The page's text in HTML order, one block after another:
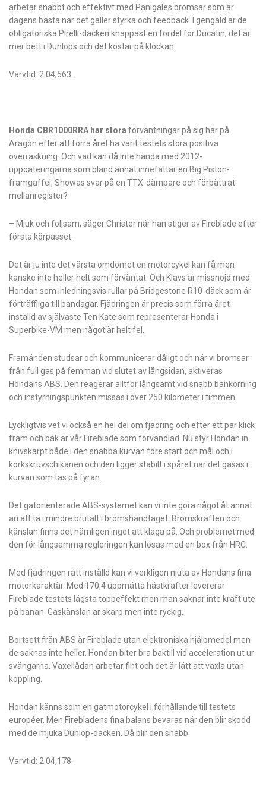
arbetar snabbt och effektivt med Panigales bromsar som är
dagens bästa när det gäller styrka och feedback. I gengäld är de
obligatoriska Pirelli-däcken knappast en fördel för Ducatin, det är
mer bett i Dunlops och det kostar på klockan.
Varvtid: 2.04,563.
Honda CBR1000RRA har stora förväntningar på sig här på
Aragón efter att förra året ha varit testets stora positiva
överraskning. Och vad kan då inte hända med 2012-
uppdateringarna som bland annat innefattar en Big Piston-
framgaffel, Showas svar på en TTX-dämpare och förbättrat
mellanregister?
– Mjuk och följsam, säger Christer när han stiger av Fireblade efter
första körpasset.
Det är ju inte det värsta omdömet en motorcykel kan få men
kanske inte heller helt som förväntat. Och Klavs är missnöjd med
Hondan som inledningsvis rullar på Bridgestone R10-däck som är
förträffliga till bandagar. Fjädringen är precis som förra året
inställd av självaste Ten Kate som representerar Honda i
Superbike-VM men något är helt fel.
Framänden studsar och kommunicerar dåligt och när vi bromsar
från full gas på femman vid slutet av långsidan, aktiveras
Hondans ABS. Den reagerar alltför långsamt vid snabb bankörning
och instyrningspunkten missas i över 250 kilometer i timmen.
Lyckligtvis vet vi också en hel del om fjädring och efter ett par klick
fram och bak är vår Fireblade som förvandlad. Nu styr Hondan in
knivskarpt både i den snabba kurvan före start och mål och i
korkskruvschikanen och den ligger stabilt i spåret när det gasas i
kurvan som tas på fyran.
Det gatorienterade ABS-systemet kan vi inte göra något åt annat
än att ta i mindre brutalt i bromshandtaget. Bromskraften och
känslan finns det nämligen inget att klaga på. Och problemet med
den för långsamma regleringen kan lösas med en box från HRC.
Med fjädringen rätt inställd kan vi verkligen njuta av Hondans fina
motorkaraktär. Med 170,4 uppmätta hästkrafter levererar
Fireblade testets lägsta toppeffekt men man saknar inte kraft ute
på banan. Gaskänslan är skarp men inte ryckig.
Bortsett från ABS är Fireblade utan elektroniska hjälpmedel men
de saknas inte heller. Hondan biter bra baktill vid acceleration ut ur
svängarna. Växellådan arbetar fint och det är lätt att växla utan
koppling.
Hondan känns som en gatmotorcykel­ i förhållande till testets
européer. Men Firebladens fina balans bevaras när den blir skodd
med de mjuka Dunlop-däcken. Då blir den snabb.
Varvtid: 2.04,178.